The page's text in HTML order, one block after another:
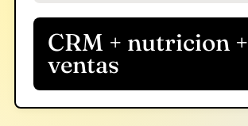
CRM + nutricion +
ventas